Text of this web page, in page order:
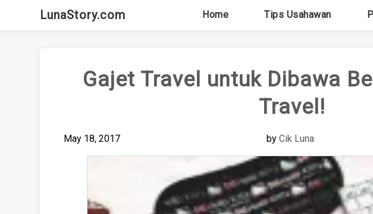
LunaStory.com Home Tips Usahawan
Gajet Travel untuk Dibawa
Travel!
May 18, 2017 byCik Luna